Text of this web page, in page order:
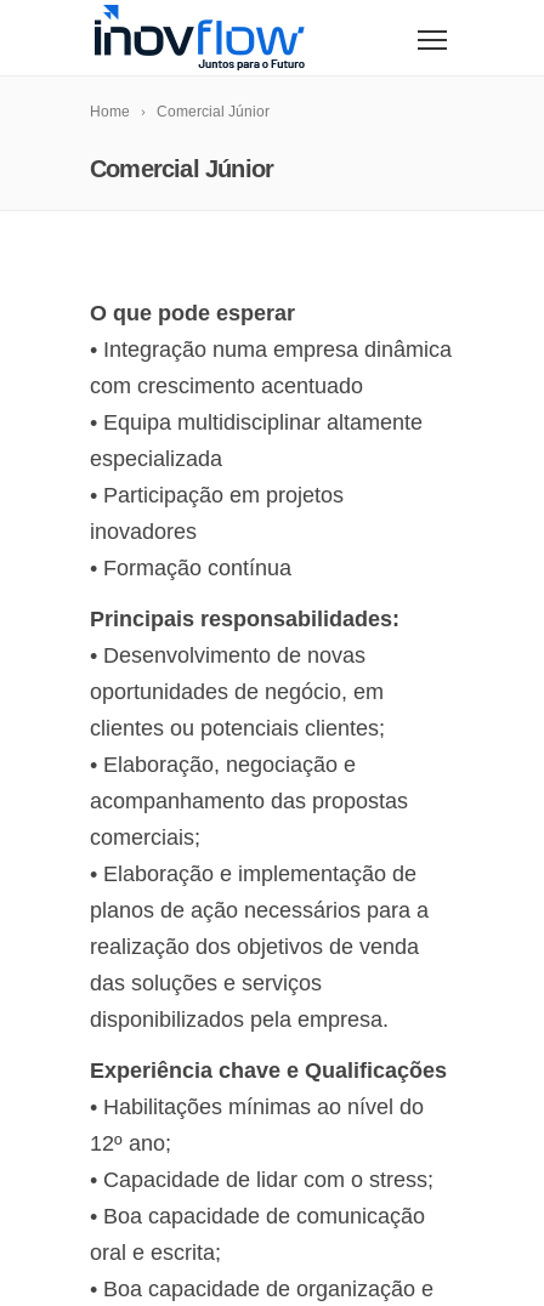
Home Comercial Júnior
Comercial Júnior
O que pode esperar
• Integração numa empresa dinâmica
com crescimento acentuado
• Equipa multidisciplinar altamente
especializada
• Participação em projetos
inovadores
• Formação contínua
Principais responsabilidades:
• Desenvolvimento de novas
oportunidades de negócio, em
clientes ou potenciais clientes;
• Elaboração, negociação e
acompanhamento das propostas
comerciais;
• Elaboração e implementação de
planos de ação necessários para a
realização dos objetivos de venda
das soluções e serviços
disponibilizados pela empresa.
Experiência chave e Qualificações
• Habilitações mínimas ao nível do
12º ano;
• Capacidade de lidar com o stress;
• Boa capacidade de comunicação
oral e escrita;
• Boa capacidade de organização e